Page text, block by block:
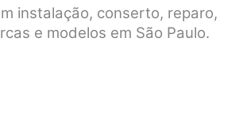
instalação, conserto, reparo,
e modelos em São Paulo.